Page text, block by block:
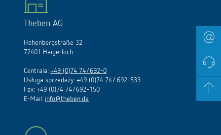
Theben AG
Hohenbergstraße 32
72401 Haigerloch
Centrala: +49 (0)74 74/692-0
Usługa sprzedaży: +49 (0)74 74/ 692-533
Fax: +49 (0)74 74/692-150
E-Mail: info@theben.de